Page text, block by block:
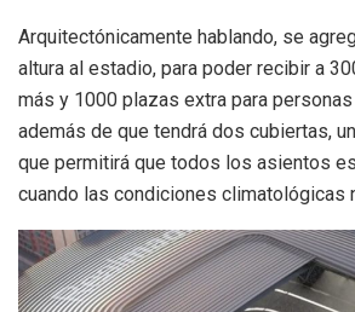
Arquitectónicamente hablando, se
altura al estadio, para poder recibir a
más y 1000 plazas extra para
además de que tendrá dos cubiertas,
que permitirá que todos los asientos
cuando las condiciones climatológicas